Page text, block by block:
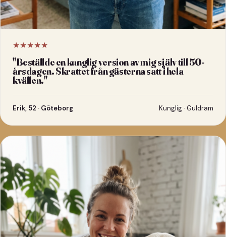
★★★★★
"Beställde en kunglig version av mig själv till 50-
årsdagen. Skrattet från gästerna satt i hela
kvällen."
Erik, 52 · Göteborg Kunglig · Guldram